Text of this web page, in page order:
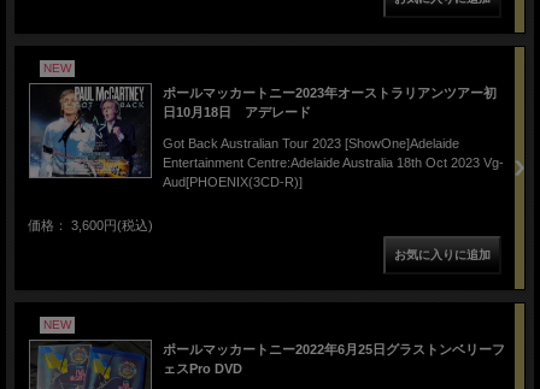
NEW
ポールマッカートニー2023年オーストラリアンツアー初
日10月18日 アデレード
Got Back Australian Tour 2023 [ShowOne]Adelaide
Entertainment Centre:Adelaide Australia 18th Oct 2023 Vg-
Aud[PHOENIX(3CD-R)]
価格： 3,600円(税込)
NEW
ポールマッカートニー2022年6月25日グラストンベリーフ
ェスPro DVD